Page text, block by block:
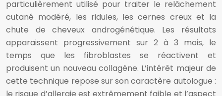
particulièrement utilisé pour traiter le relâchement
cutané modéré, les ridules, les cernes creux et la
chute de cheveux androgénétique. Les résultats
apparaissent progressivement sur 2 à 3 mois, le
temps que les fibroblastes se réactivent et
produisent un nouveau collagène. L’intérêt majeur de
cette technique repose sur son caractère autologue :